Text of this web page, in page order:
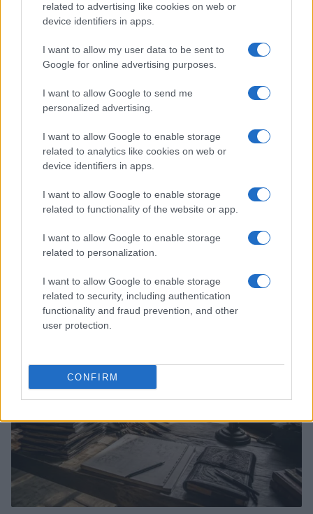
related to advertising like cookies on web or
device identifiers in apps.
I want to allow my user data to be sent to
Google for online advertising purposes.
I want to allow Google to send me
personalized advertising.
I want to allow Google to enable storage
related to analytics like cookies on web or
device identifiers in apps.
I want to allow Google to enable storage
related to functionality of the website or app.
I want to allow Google to enable storage
related to personalization.
I want to allow Google to enable storage
related to security, including authentication
functionality and fraud prevention, and other
user protection.
CONFIRM
Pieve Comics 2026: tutto ciò che devi sapere
sull’evento nerd di Perugia
NERD NEWS
capital nel primo semestre 2026
Andrea Conforti · 6 Ago 2026
NERD NEWS